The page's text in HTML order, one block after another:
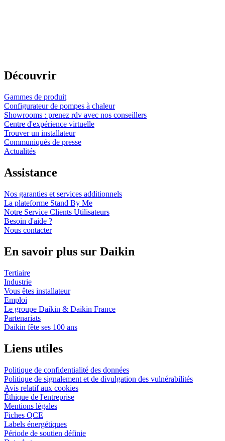
Découvrir
Gammes de produit
Configurateur de pompes à chaleur
Showrooms : prenez rdv avec nos conseillers
Centre d'expérience virtuelle
Trouver un installateur
Communiqués de presse
Actualités
Assistance
Nos garanties et services additionnels
La plateforme Stand By Me
Notre Service Clients Utilisateurs
Besoin d'aide ?
Nous contacter
En savoir plus sur Daikin
Tertiaire
Industrie
Vous êtes installateur
Emploi
Le groupe Daikin & Daikin France
Partenariats
Daikin fête ses 100 ans
Liens utiles
Politique de confidentialité des données
Politique de signalement et de divulgation des vulnérabilités
Avis relatif aux cookies
Éthique de l'entreprise
Mentions légales
Fiches QCE
Labels énergétiques
Période de soutien définie